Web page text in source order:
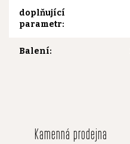
doplňující
parametr:
Balení:
Kamenná prodejna